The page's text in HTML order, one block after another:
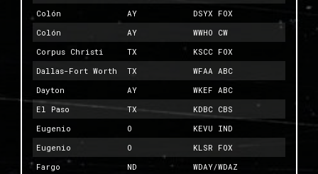
Colón
AY
DSYX FOX
Colón
AY
WWHO CW
Corpus Christi
TX
KSCC FOX
Dallas-Fort Worth
TX
WFAA ABC
Dayton
AY
WKEF ABC
El Paso
TX
KDBC CBS
Eugenio
O
KEVU IND
Eugenio
O
KLSR FOX
Fargo
ND
WDAY/WDAZ